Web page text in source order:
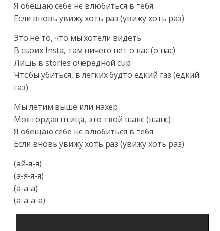
Я обещаю себе не влюбиться в тебя
Если вновь увижу хоть раз (увижу хоть раз)
Это не то, что мы хотели видеть
В своих Insta, там ничего нет о нас (о нас)
Лишь в stories очередной cup
Чтобы убиться, в лёгких будто едкий газ (едкий
газ)
Мы летим выше или нахер
Моя гордая птица, это твой шанс (шанс)
Я обещаю себе не влюбиться в тебя
Если вновь увижу хоть раз (увижу хоть раз)
(ай-я-я)
(а-я-я-я)
(а-а-а)
(а-а-а-а)